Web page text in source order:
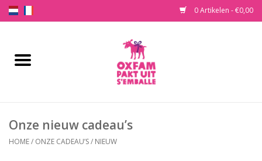
0 Artikelen - €0,00
Home
Onze cadeau’s
Onze nieuw cadeau’s
HOME/ ONZE CADEAU’S/ NIEUW